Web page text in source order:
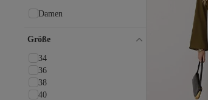
Damen
Größe
34
36
38
40